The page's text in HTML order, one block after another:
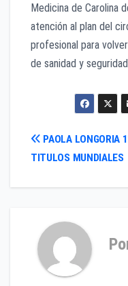
Medicina de Carolina
atención al plan del
profesional para
de sanidad y
PAOLA LONGORIA
TITULOS MUNDIALES